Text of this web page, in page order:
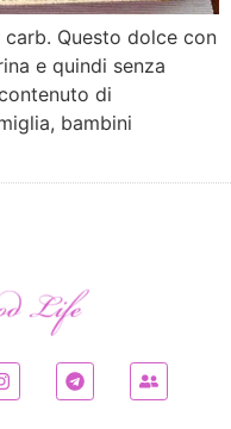
Questo dolce con
e quindi senza
di
bambini